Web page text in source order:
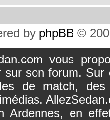
by phpBB ©
vous
sur son forum.
de match, des
Ardennes, en